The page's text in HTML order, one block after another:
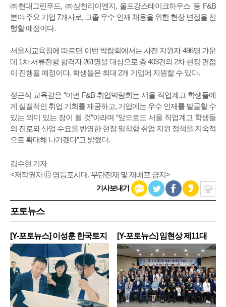
㈜현대그린푸드, ㈜삼천리이엔지, 울프강스테이크하우스 등 F&B
분야 주요 기업 7개사로, 고졸 우수 인재 채용을 위한 현장 면접을 진
행할 예정이다.
서울시교육청에 따르면 이번 박람회에서는 사전 지원자 496명 가운
데 1차 서류전형 합격자 261명을 대상으로 총 403건의 2차 현장 면접
이 진행될 예정이다. 학생들은 최대 2개 기업에 지원할 수 있다.
정근식 교육감은 “이번 F&B 취업박람회는 서울 직업계고 학생들에
게 실질적인 취업 기회를 제공하고, 기업에는 우수 인재를 발굴할 수
있는 의미 있는 장이 될 것”이라며 “앞으로도 서울 직업계고 학생들
의 진로와 산업 수요를 반영한 현장 밀착형 취업 지원 정책을 지속적
으로 확대해 나가겠다”고 밝혔다.
김수현 기자
<저작권자 ⓒ 영등포시대, 무단전재 및 재배포 금지>
기사보내기
포토뉴스
[Y-포토뉴스] 이성훈 한국토지
주
[Y-포토뉴스] 임현상 제11대
영